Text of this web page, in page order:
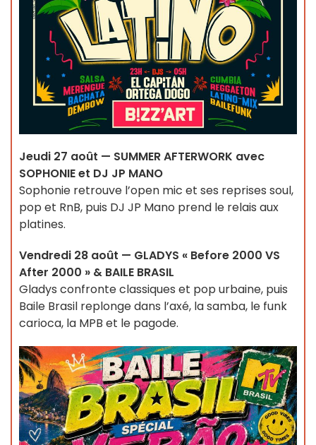
Jeudi 27 août — SUMMER AFTERWORK avec
SOPHONIE et DJ JP MANO
Sophonie retrouve l’open mic et ses reprises soul,
pop et RnB, puis DJ JP Mano prend le relais aux
platines.
Vendredi 28 août — GLADYS « Before 2000 VS
After 2000 » & BAILE BRASIL
Gladys confronte classiques et pop urbaine, puis
Baile Brasil replonge dans l’axé, la samba, le funk
carioca, la MPB et le pagode.